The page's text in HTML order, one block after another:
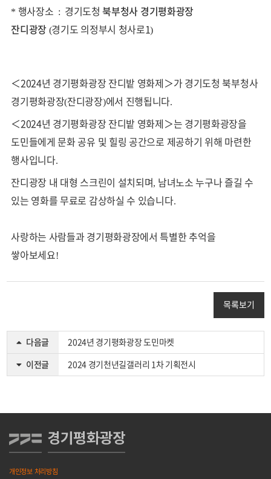
* 행사장소 : 경기도청북부청사 경기평화광장
잔디광장 (경기도 의정부시 청사로1)
＜2024년 경기평화광장 잔디밭 영화제＞가 경기도청 북부청사
경기평화광장(잔디광장)에서 진행됩니다.
＜2024년 경기평화광장 잔디밭 영화제＞는 경기평화광장을
도민들에게 문화 공유 및 힐링 공간으로 제공하기 위해 마련한
행사입니다.
잔디광장 내 대형 스크린이 설치되며, 남녀노소 누구나 즐길 수
있는 영화를 무료로 감상하실 수 있습니다.
사랑하는 사람들과 경기평화광장에서 특별한 추억을
쌓아보세요!
목록보기
다음글 2024년 경기평화광장 도민마켓
이전글 2024 경기천년길갤러리 1차 기획전시
개인정보 처리방침